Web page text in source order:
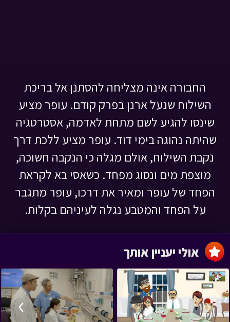
החבורה אינה מצליחה להסתנן אל בריכת
השילוח שנעל ארנן בפרק קודם. עופר מציע
שינסו להגיע לשם מתחת לאדמה, אסטרטגיה
שהיתה נהוגה בימי דוד. עופר מציע ללכת דרך
נקבת השילוח, אולם מגלה כי הנקבה חשוכה,
מוצפת מים ונסוג מפחד. כשאסי בא לקראת
הפחד של עופר ומאיר את דרכו, עופר מתגבר
על הפחד והמטבע נגלה לעיניהם בקלות.
‹
›